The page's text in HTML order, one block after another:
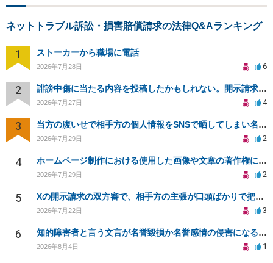
ネットトラブル訴訟・損害賠償請求の法律Q&Aランキング
1 ストーカーから職場に電話
2026年7月28日 6
2 誹謗中傷に当たる内容を投稿したかもしれない。開示請求や民事刑事裁判に発展しうるのか教えて欲しい。
2026年7月27日 4
3 当方の腹いせで相手方の個人情報をSNSで晒してしまい名誉毀損させてしまったかもしれない
2026年7月29日 2
4 ホームページ制作における使用した画像や文章の著作権について
2026年7月29日 2
5 Xの開示請求の双方審で、相手方の主張が口頭ばかりで把握しきれません
2026年7月22日 3
6 知的障害者と言う文言が名誉毀損か名誉感情の侵害になるか教えてほしい。
2026年8月4日 1